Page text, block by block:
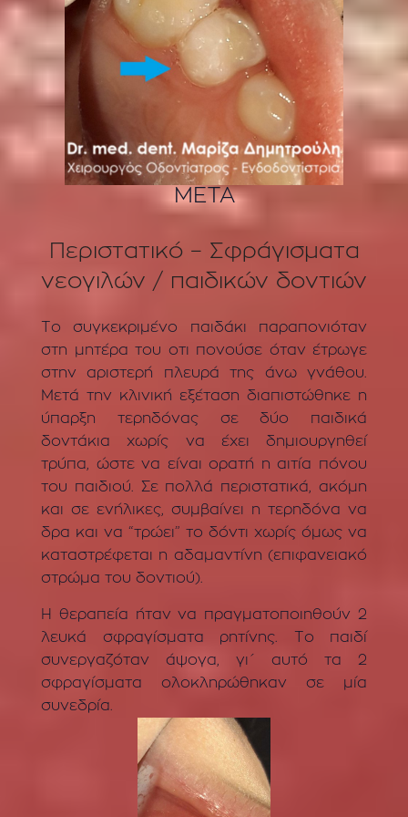
ΜΕΤΑ
Περιστατικό – Σφράγισματα
νεογιλών / παιδικών δοντιών
Το συγκεκριμένο παιδάκι παραπονιόταν
στη μητέρα του οτι πονούσε όταν έτρωγε
στην αριστερή πλευρά της άνω γνάθου.
Μετά την κλινική εξέταση διαπιστώθηκε η
ύπαρξη τερηδόνας σε δύο παιδικά
δοντάκια χωρίς να έχει δημιουργηθεί
τρύπα, ώστε να είναι ορατή η αιτία πόνου
του παιδιού. Σε πολλά περιστατικά, ακόμη
και σε ενήλικες, συμβαίνει η τερηδόνα να
δρα και να “τρώει” το δόντι χωρίς όμως να
καταστρέφεται η αδαμαντίνη (επιφανειακό
στρώμα του δοντιού).
Η θεραπεία ήταν να πραγματοποιηθούν 2
λευκά σφραγίσματα ρητίνης. Το παιδί
συνεργαζόταν άψογα, γι΄ αυτό τα 2
σφραγίσματα ολοκληρώθηκαν σε μία
συνεδρία.